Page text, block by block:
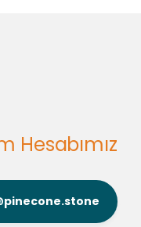
Hesabımız